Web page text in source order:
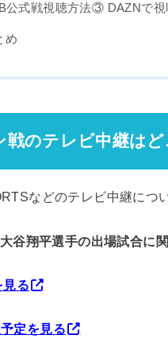
公式戦視聴方法③ DAZNで視
め
のテレビ中継はど
などのテレビ中継につ
谷翔平選手の出場試合に
る
定を見る